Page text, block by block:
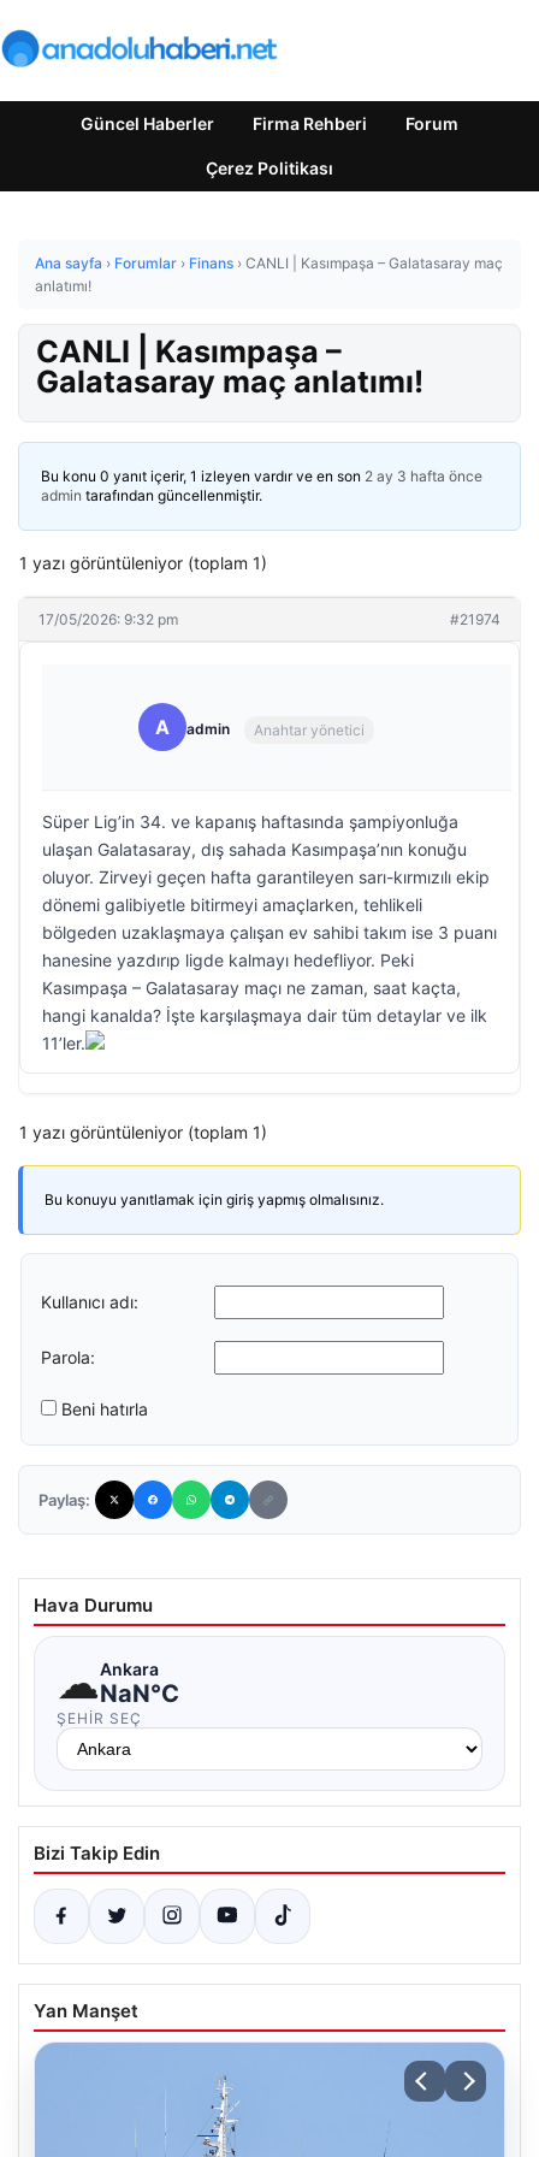
Güncel Haberler Firma Rehberi Forum
Çerez Politikası
Ana sayfa › Forumlar › Finans › CANLI | Kasımpaşa – Galatasaray maç
anlatımı!
CANLI | Kasımpaşa –
Galatasaray maç anlatımı!
Bu konu 0 yanıt içerir, 1 izleyen vardır ve en son 2 ay 3 hafta önce
admin tarafından güncellenmiştir.
1 yazı görüntüleniyor (toplam 1)
17/05/2026: 9:32 pm #21974
A admin Anahtar yönetici
Süper Lig’in 34. ve kapanış haftasında şampiyonluğa
ulaşan Galatasaray, dış sahada Kasımpaşa’nın konuğu
oluyor. Zirveyi geçen hafta garantileyen sarı-kırmızılı ekip
dönemi galibiyetle bitirmeyi amaçlarken, tehlikeli
bölgeden uzaklaşmaya çalışan ev sahibi takım ise 3 puanı
hanesine yazdırıp ligde kalmayı hedefliyor. Peki
Kasımpaşa – Galatasaray maçı ne zaman, saat kaçta,
hangi kanalda? İşte karşılaşmaya dair tüm detaylar ve ilk
11’ler.
1 yazı görüntüleniyor (toplam 1)
Bu konuyu yanıtlamak için giriş yapmış olmalısınız.
Kullanıcı adı:
Parola:
Beni hatırla
Paylaş:
Hava Durumu
☁Ankara
NaN°C
ŞEHIR SEÇ
Bizi Takip Edin
Yan Manşet